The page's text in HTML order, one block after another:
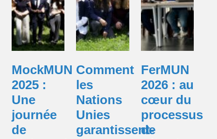
MockMUN
2025 :
Une
journée
de
Comment
les
Nations
Unies
garantissent-
FerMUN
2026 : au
cœur du
processus
de